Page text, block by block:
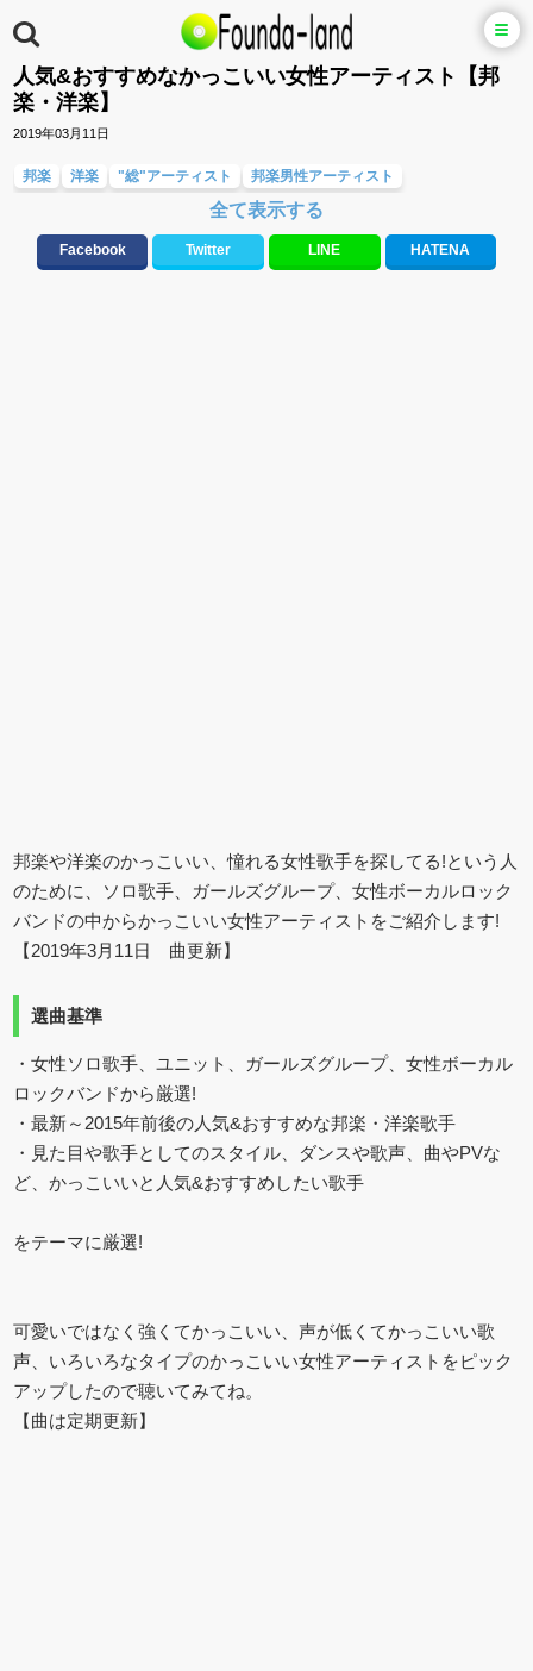
人気&おすすめなかっこいい女性アーティスト【邦
楽・洋楽】
2019年03月11日
邦楽 洋楽 "総"アーティスト 邦楽男性アーティスト
男女グループ・デュエット・その他
洋楽男性アーティスト 洋楽女性アーティスト メロディ・曲の雰囲気別
全て表示する
Facebook Twitter LINE HATENA
邦楽や洋楽のかっこいい、憧れる女性歌手を探してる!という人
のために、ソロ歌手、ガールズグループ、女性ボーカルロック
バンドの中からかっこいい女性アーティストをご紹介します!
【2019年3月11日 曲更新】
選曲基準
・女性ソロ歌手、ユニット、ガールズグループ、女性ボーカル
ロックバンドから厳選!
・最新～2015年前後の人気&おすすめな邦楽・洋楽歌手
・見た目や歌手としてのスタイル、ダンスや歌声、曲やPVな
ど、かっこいいと人気&おすすめしたい歌手
をテーマに厳選!
可愛いではなく強くてかっこいい、声が低くてかっこいい歌
声、いろいろなタイプのかっこいい女性アーティストをピック
アップしたので聴いてみてね。
【曲は定期更新】